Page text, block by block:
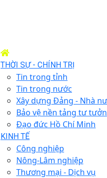
THỜI SỰ - CHÍNH TRỊ
Tin trong tỉnh
Tin trong nước
Xây dựng Đảng - Nhà
Bảo vệ nền tảng tư
Đạo đức Hồ Chí Minh
KINH TẾ
Công nghiệp
Nông-Lâm nghiệp
Thương mại - Dịch vụ